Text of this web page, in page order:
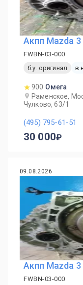
Акпп Mazda
FWBN-03-000
б.у. оригинал
в
900 Омега
Раменское,
Чулково, 63/1
(495) 795-61-51
30 000
09.08.2026
Акпп Mazda
FWBN-03-000